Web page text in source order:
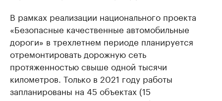
В рамках реализации национального проекта
«Безопасные качественные автомобильные
дороги» в трехлетнем периоде планируется
отремонтировать дорожную сеть
протяженностью свыше одной тысячи
километров. Только в 2021 году работы
запланированы на 45 объектах (15